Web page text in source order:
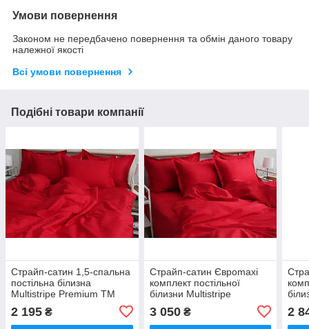
Умови повернення
Законом не передбачено повернення та обмін даного товару
належної якості
Всі умови повернення
Подібні товари компанії
Страйп-сатин 1,5-спальна
постільна білизна
Multistripe Premium ТМ
2 195 ₴
Страйп-сатин Євроmaxi
комплект постільної
білизни Multistripe
MST-14
3 050₴ 2